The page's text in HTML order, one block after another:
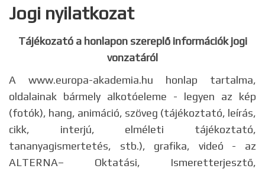
Jogi nyilatkozat
Tájékozató a honlapon szereplő információk jogi
vonzatáról
A www.europa-akademia.hu honlap tartalma,
oldalainak bármely alkotóeleme - legyen az kép
(fotók), hang, animáció, szöveg (tájékoztató, leírás,
cikk, interjú, elméleti tájékoztató,
tananyagismertetés, stb.), grafika, videó - az
ALTERNA– Oktatási, Ismeretterjesztő,